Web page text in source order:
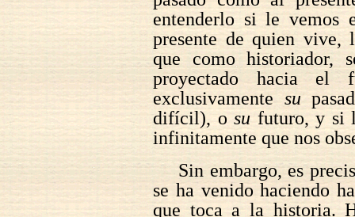
entenderlo si le vemos
presente de quien vive,
que como historiador,
proyectado hacia el
exclusivamente su
difícil), o su futuro, y si
infinitamente que nos
Sin embargo, es
se ha venido haciendo
que toca a la historia.